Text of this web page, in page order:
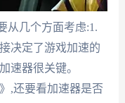
从几个方面考虑:1.
决定了游戏加速的
速器很关键。
,还要看加速器是否